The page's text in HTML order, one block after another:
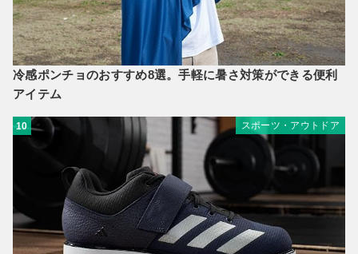
冷感ポンチョのおすすめ8選。手軽に暑さ対策ができる便利
アイテム
10 スポーツ・アウトドア